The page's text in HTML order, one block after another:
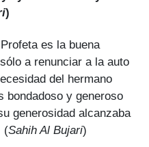
)
es la buena
a renunciar a la auto
del hermano
bondadoso y generoso
generosidad alcanzaba
(Sahih Al Bujari)